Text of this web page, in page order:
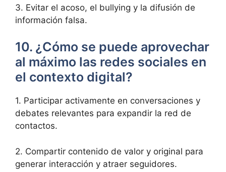
3. Evitar el acoso, el bullying y la difusión de
información falsa.
10. ¿Cómo se puede aprovechar
al máximo las redes sociales en
el contexto digital?
1. Participar activamente en conversaciones y
debates relevantes para expandir la red de
contactos.
2. Compartir contenido de valor y original para
generar interacción y atraer seguidores.